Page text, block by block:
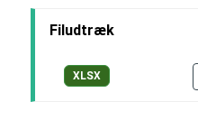
Filudtræk
XLSX